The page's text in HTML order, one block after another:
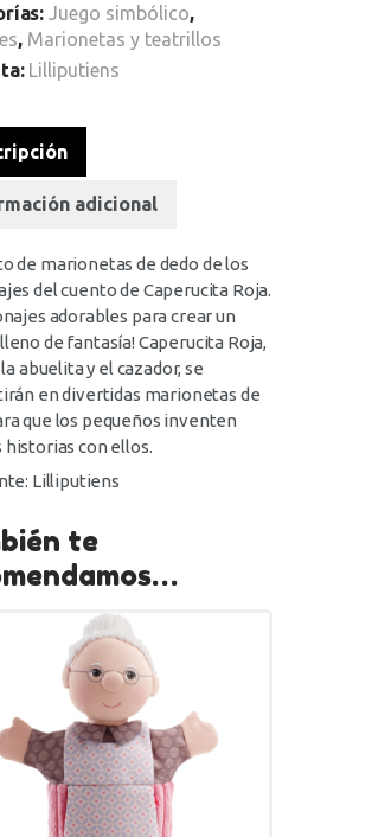
Juego simbólico,
, Marionetas y teatrillos
Lilliputiens
adicional
de marionetas de dedo de los
del cuento de Caperucita Roja.
adorables para crear un
de fantasía! Caperucita Roja,
abuelita y el cazador, se
en divertidas marionetas de
que los pequeños inventen
historias con ellos.
Lilliputiens
te